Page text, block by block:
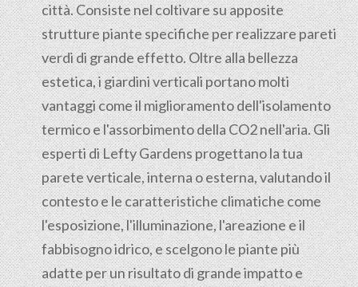
città. Consiste nel coltivare su apposite
strutture piante specifiche per realizzare pareti
verdi di grande effetto. Oltre alla bellezza
estetica, i giardini verticali portano molti
vantaggi come il miglioramento dell'isolamento
termico e l'assorbimento della CO2 nell'aria. Gli
esperti di Lefty Gardens progettano la tua
parete verticale, interna o esterna, valutando il
contesto e le caratteristiche climatiche come
l'esposizione, l'illuminazione, l'areazione e il
fabbisogno idrico, e scelgono le piante più
adatte per un risultato di grande impatto e